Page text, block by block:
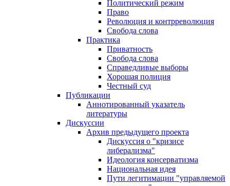
Политический режим
Право
Революция и контрреволюция
Свобода слова
Практика
Приватность
Свобода слова
Справедливые выборы
Хорошая полиция
Честный суд
Публикации
Аннотированный указатель
литературы
Дискуссии
Архив предыдущего проекта
Дискуссия о "кризисе
либерализма"
Идеология консерватизма
Национальная идея
Пути легитимации "управляемой